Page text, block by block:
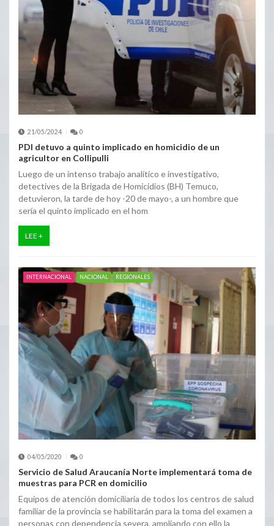
21/05/2024 0
PDI detuvo a quinto implicado en homicidio de un
agricultor en Collipulli
Luego de un intenso trabajo analítico e investigativo,
detectives de la Brigada de Homicidios (BH) Temuco,
detuvieron, la tarde de hoy -20 de mayo-, a un hombre que
sería el quinto implicado en el hom
LEE +
INTERNACIONAL NACIONAL REGIONALES
04/05/2020 0
Servicio de Salud Araucanía Norte implementará toma de
muestras para PCR en domicilio
Equipos de atención domiciliaria de todos los centros de salud
familiar de la provincia se habilitarán para la toma del examen a
personas con dependencia severa, ampliando con ello la